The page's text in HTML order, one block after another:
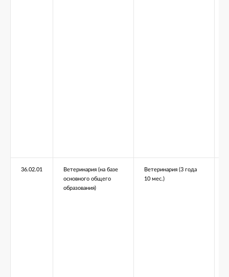
36.02.01
Ветеринария (на базе
основного общего
образования)
Ветеринария (3 года
10 мес.)